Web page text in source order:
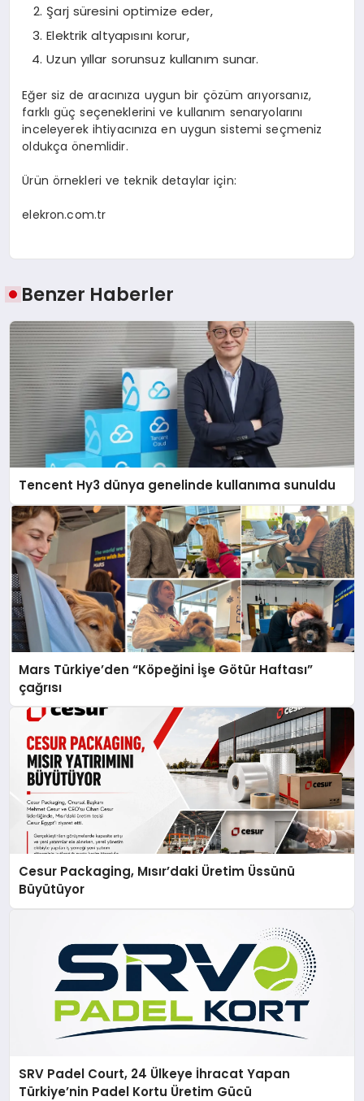
Şarj süresini optimize eder,
Elektrik altyapısını korur,
Uzun yıllar sorunsuz kullanım sunar.
Eğer siz de aracınıza uygun bir çözüm arıyorsanız,
farklı güç seçeneklerini ve kullanım senaryolarını
inceleyerek ihtiyacınıza en uygun sistemi seçmeniz
oldukça önemlidir.
Ürün örnekleri ve teknik detaylar için:
elekron.com.tr
Benzer Haberler
Tencent Hy3 dünya genelinde kullanıma sunuldu
Mars Türkiye’den “Köpeğini İşe Götür Haftası”
çağrısı
Cesur Packaging, Mısır’daki Üretim Üssünü
Büyütüyor
SRV Padel Court, 24 Ülkeye İhracat Yapan
Türkiye’nin Padel Kortu Üretim Gücü